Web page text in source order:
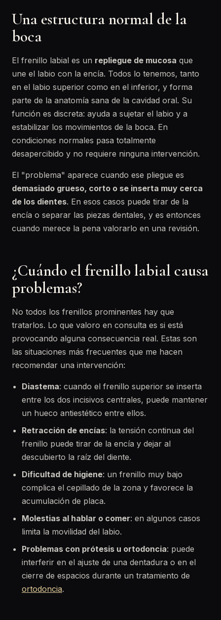
Una estructura normal de la
boca
El frenillo labial es un repliegue de mucosa que
une el labio con la encía. Todos lo tenemos, tanto
en el labio superior como en el inferior, y forma
parte de la anatomía sana de la cavidad oral. Su
función es discreta: ayuda a sujetar el labio y a
estabilizar los movimientos de la boca. En
condiciones normales pasa totalmente
desapercibido y no requiere ninguna intervención.
El "problema" aparece cuando ese pliegue es
demasiado grueso, corto o se inserta muy cerca
de los dientes. En esos casos puede tirar de la
encía o separar las piezas dentales, y es entonces
cuando merece la pena valorarlo en una revisión.
¿Cuándo el frenillo labial causa
problemas?
No todos los frenillos prominentes hay que
tratarlos. Lo que valoro en consulta es si está
provocando alguna consecuencia real. Estas son
las situaciones más frecuentes que me hacen
recomendar una intervención:
Diastema: cuando el frenillo superior se inserta
entre los dos incisivos centrales, puede mantener
un hueco antiestético entre ellos.
Retracción de encías: la tensión continua del
frenillo puede tirar de la encía y dejar al
descubierto la raíz del diente.
Dificultad de higiene: un frenillo muy bajo
complica el cepillado de la zona y favorece la
acumulación de placa.
Molestias al hablar o comer: en algunos casos
limita la movilidad del labio.
Problemas con prótesis u ortodoncia: puede
interferir en el ajuste de una dentadura o en el
cierre de espacios durante un tratamiento de
ortodoncia.